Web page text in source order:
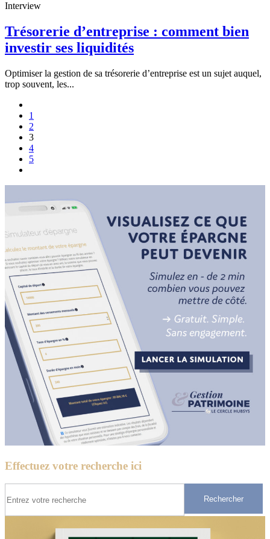
Interview
Trésorerie d’entreprise : comment bien
investir ses liquidités
Optimiser la gestion de sa trésorerie d’entreprise est un sujet auquel,
trop souvent, les...
1
2
3
4
5
Effectuez votre recherche ici